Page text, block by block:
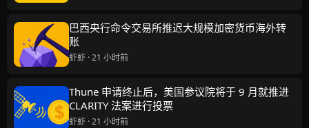
巴西央行命令交易所推迟大规模加密货币海外转
账
虾虾 · 21 小时前
Thune 申请终止后，美国参议院将于 9 月就推进
CLARITY 法案进行投票
虾虾 · 21 小时前